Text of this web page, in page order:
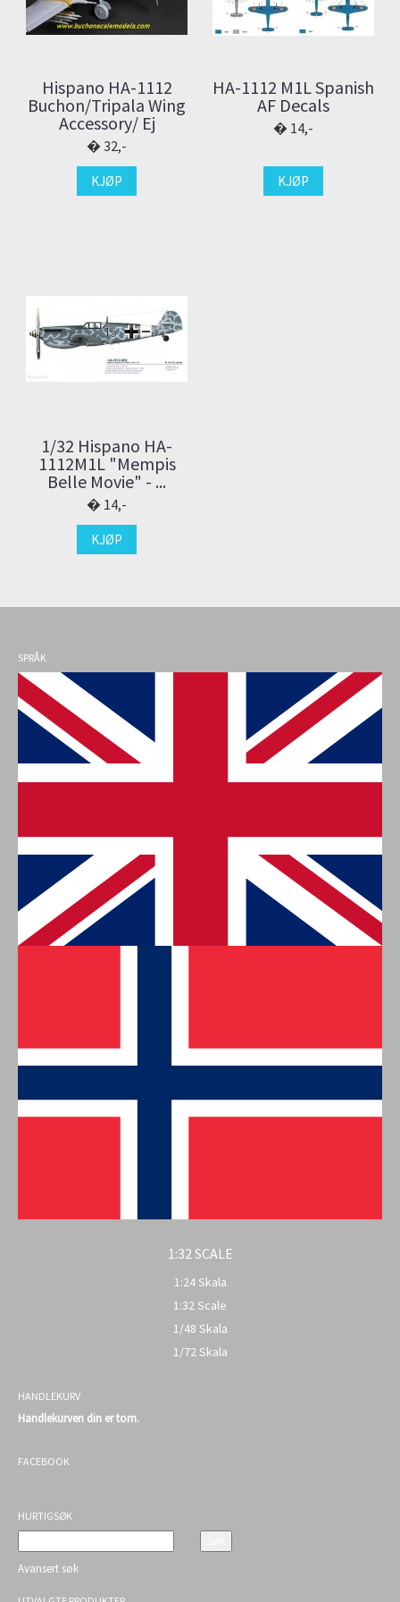
Hispano HA-1112
Buchon/Tripala Wing
Accessory/ Ej
32,-
KJØP
HA-1112 M1L Spanish
AF Decals
14,-
KJØP
1/32 Hispano HA-
1112M1L "Mempis
Belle Movie" - ...
14,-
KJØP
SPRÅK
1:32 SCALE
1:24 Skala
1:32 Scale
1/48 Skala
1/72 Skala
HANDLEKURV
Handlekurven din er tom.
FACEBOOK
HURTIGSØK
Avansert søk